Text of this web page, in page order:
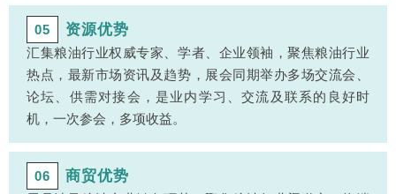
05 资源优势
汇集粮油行业权威专家、学者、企业领袖，聚焦粮油行业
热点，最新市场资讯及趋势，展会同期举办多场交流会、
论坛、供需对接会，是业内学习、交流及联系的良好时
机，一次参会，多项收益。
06 商贸优势